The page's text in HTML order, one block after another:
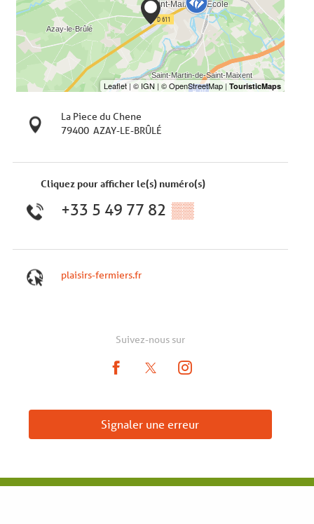
La Piece du Chene
79400 AZAY-LE-BRÛLÉ
Cliquez pour afficher le(s) numéro(s)
+33 5 49 77 82 ▒▒
plaisirs-fermiers.fr
Suivez-nous sur
Signaler une erreur